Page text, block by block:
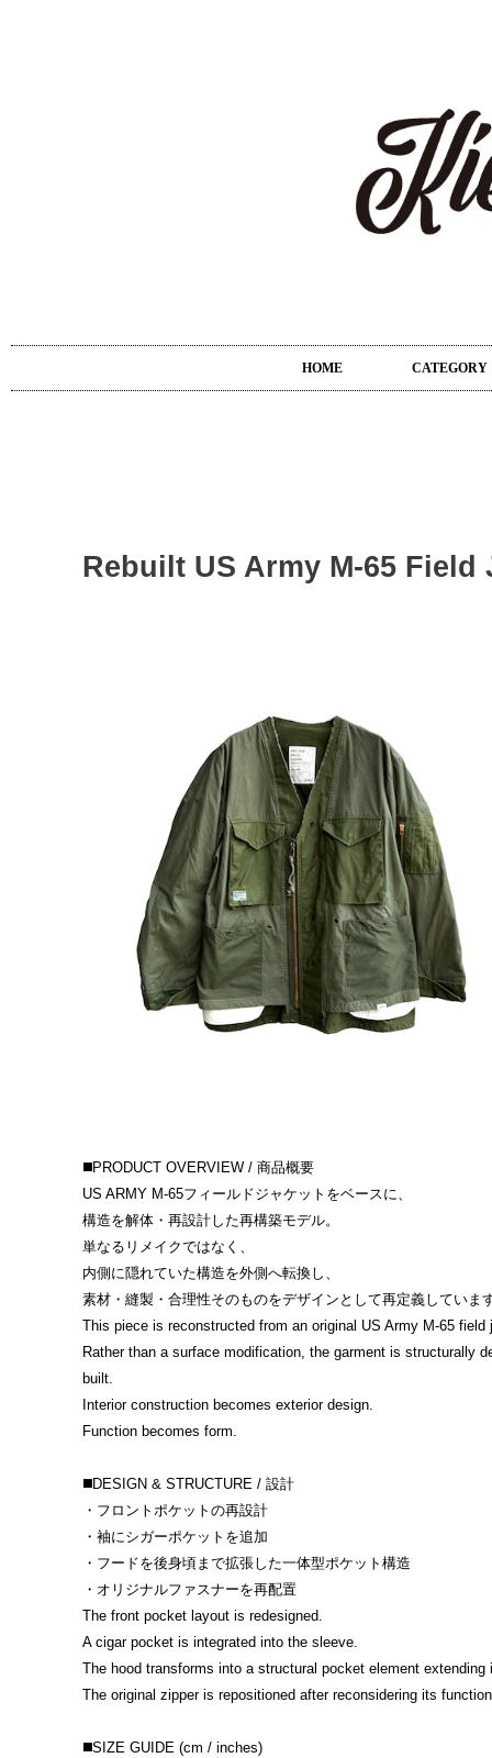
HOME CATEGORY
Rebuilt US Army M-65 Field
◼️PRODUCT OVERVIEW / 商品概要
US ARMY M-65フィールドジャケットをベースに、
構造を解体・再設計した再構築モデル。
単なるリメイクではなく、
内側に隠れていた構造を外側へ転換し、
素材・縫製・合理性そのものをデザインとして再定義していま
This piece is reconstructed from an original US Army M-65 field
Rather than a surface modification, the garment is structurally
built.
Interior construction becomes exterior design.
Function becomes form.
◼️DESIGN & STRUCTURE / 設計
・フロントポケットの再設計
・袖にシガーポケットを追加
・フードを後身頃まで拡張した一体型ポケット構造
・オリジナルファスナーを再配置
The front pocket layout is redesigned.
A cigar pocket is integrated into the sleeve.
The hood transforms into a structural pocket element extending
The original zipper is repositioned after reconsidering its
◼️SIZE GUIDE (cm / inches)